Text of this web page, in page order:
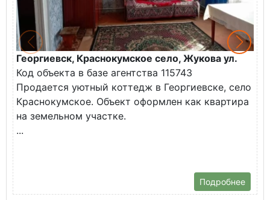
Георгиевск, Краснокумское село, Жукова ул.
Код объекта в базе агентства 115743
Продается уютный коттедж в Георгиевске, село
Краснокумское. Объект оформлен как квартира
на земельном участке.
...
Подробнее